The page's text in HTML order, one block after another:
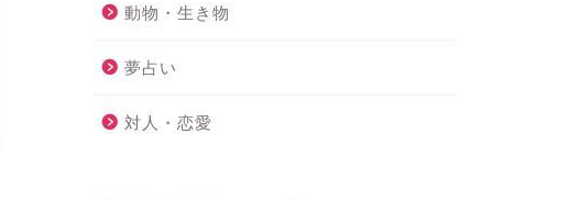
動物・生き物
夢占い
対人・恋愛